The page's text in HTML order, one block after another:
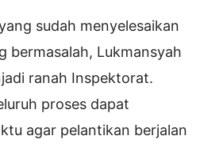
sudah menyelesaikan
bermasalah, Lukmansyah
ranah Inspektorat.
proses dapat
agar pelantikan berjalan